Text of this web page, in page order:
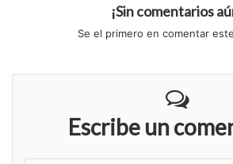
¡Sin comentarios
Se el primero en comentar
Escribe un